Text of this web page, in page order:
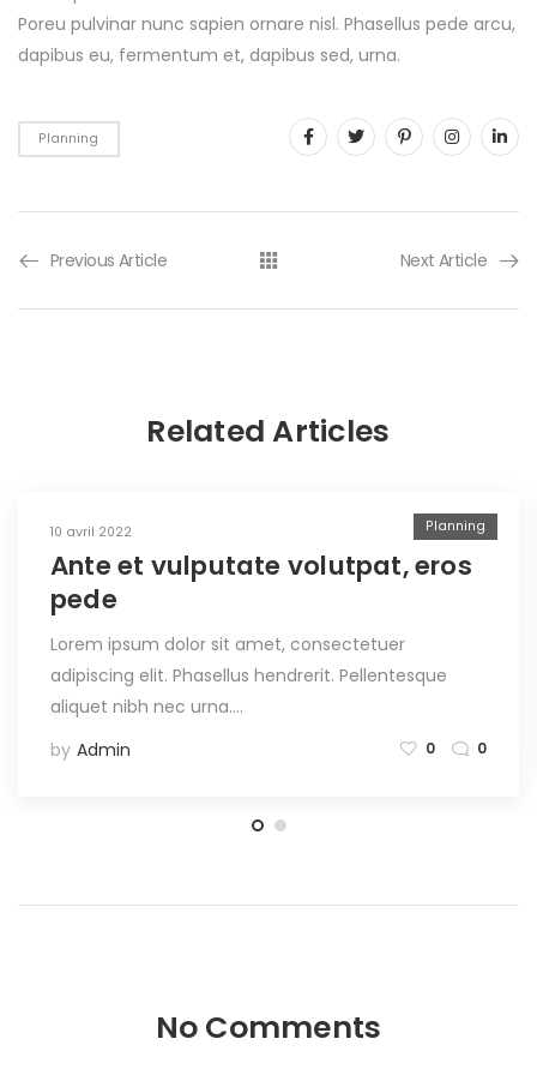
Poreu pulvinar nunc sapien ornare nisl. Phasellus pede arcu,
dapibus eu, fermentum et, dapibus sed, urna.
Planning
Previous Article Next Article
Related Articles
10 avril 2022 Planning
Ante et vulputate volutpat, eros
pede
Lorem ipsum dolor sit amet, consectetuer
adipiscing elit. Phasellus hendrerit. Pellentesque
aliquet nibh nec urna.…
by Admin 0 0
No Comments